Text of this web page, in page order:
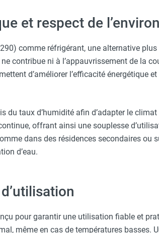
et respect de
comme réfrigérant, une alternative
contribue ni à l’appauvrissement de la
d’améliorer l’efficacité énergétique
du taux d’humidité afin d’adapter le
offrant ainsi une souplesse
dans des résidences secondaires
d’eau.
pour garantir une utilisation fiable et
même en cas de températures basses.